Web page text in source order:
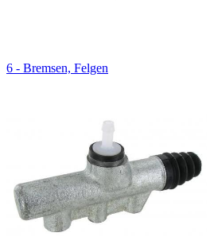
6 - Bremsen, Felgen